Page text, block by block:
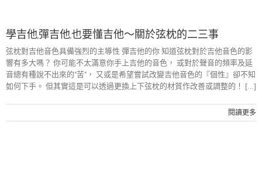
學吉他,彈吉他,也要懂吉他～關於弦枕的二三事
弦枕對吉他音色具備強烈的主導性 彈吉他的你 知道弦枕對於吉他音色的影
響有多大嗎？ 你可能不太滿意你手上吉他的音色， 或對於聲音的頻率及延
音總有種說不出來的"苦"， 又或是希望嘗試改變吉他音色的『個性』卻不知
如何下手。 但其實這是可以透過更換上下弦枕的材質作改善或調整的！ [...]
閱讀更多